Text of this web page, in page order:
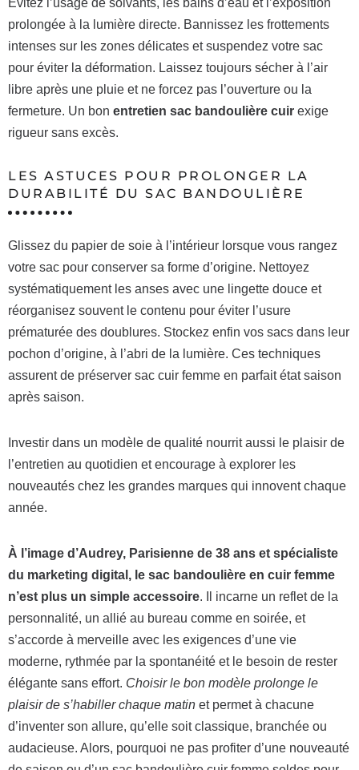
prolongée à la lumière directe. Bannissez les frottements
intenses sur les zones délicates et suspendez votre sac
pour éviter la déformation. Laissez toujours sécher à l’air
libre après une pluie et ne forcez pas l’ouverture ou la
fermeture. Un bon entretien sac bandoulière cuir exige
rigueur sans excès.
LES ASTUCES POUR PROLONGER LA
DURABILITÉ DU SAC BANDOULIÈRE
Glissez du papier de soie à l’intérieur lorsque vous rangez
votre sac pour conserver sa forme d’origine. Nettoyez
systématiquement les anses avec une lingette douce et
réorganisez souvent le contenu pour éviter l’usure
prématurée des doublures. Stockez enfin vos sacs dans leur
pochon d’origine, à l’abri de la lumière. Ces techniques
assurent de préserver sac cuir femme en parfait état saison
après saison.
Investir dans un modèle de qualité nourrit aussi le plaisir de
l’entretien au quotidien et encourage à explorer les
nouveautés chez les grandes marques qui innovent chaque
année.
À l’image d’Audrey, Parisienne de 38 ans et spécialiste
du marketing digital, le sac bandoulière en cuir femme
n’est plus un simple accessoire. Il incarne un reflet de la
personnalité, un allié au bureau comme en soirée, et
s’accorde à merveille avec les exigences d’une vie
moderne, rythmée par la spontanéité et le besoin de rester
élégante sans effort. Choisir le bon modèle prolonge le
plaisir de s’habiller chaque matin et permet à chacune
d’inventer son allure, qu’elle soit classique, branchée ou
audacieuse. Alors, pourquoi ne pas profiter d’une nouveauté